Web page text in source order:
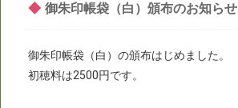
◆ 御朱印帳袋（白）頒布のお知らせ
御朱印帳袋（白）の頒布はじめました。
初穂料は2500円です。